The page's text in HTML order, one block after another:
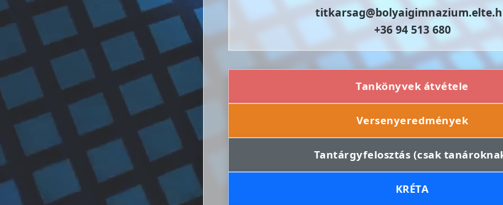
+36 94 513 680
Tankönyvek átvétele
Versenyeredmények
Tantárgyfelosztás (csak
KRÉTA